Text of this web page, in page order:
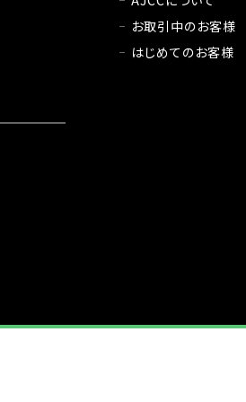
お取引中のお客様
はじめてのお客様